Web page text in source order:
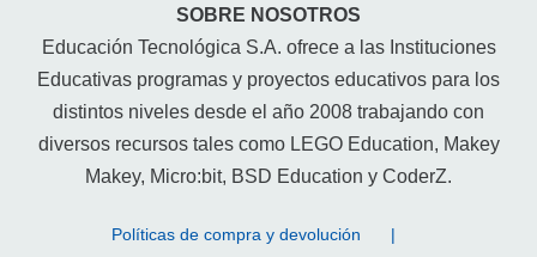
SOBRE NOSOTROS
Educación Tecnológica S.A. ofrece a las Instituciones
Educativas programas y proyectos educativos para los
distintos niveles desde el año 2008 trabajando con
diversos recursos tales como LEGO Education, Makey
Makey, Micro:bit, BSD Education y CoderZ.
Políticas de compra y devolución